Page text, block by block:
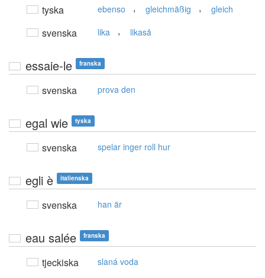
tyska ebenso , gleichmäßig , gleich
svenska lika , likaså
essaie-le franska
svenska prova den
egal wie tyska
svenska spelar inger roll hur
egli è italienska
svenska han är
eau salée franska
tjeckiska slaná voda